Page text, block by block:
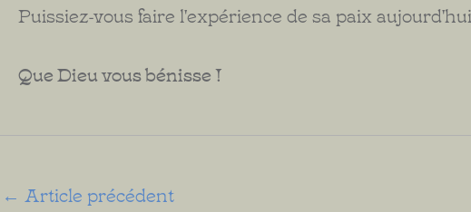
Puissiez-vous faire l'expérience de sa paix
Que Dieu vous bénisse !
← Article précédent